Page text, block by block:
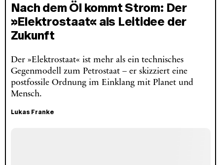
Nach dem Öl kommt Strom: Der
»Elektrostaat« als Leitidee der
Zukunft
Der »Elektrostaat« ist mehr als ein technisches
Gegenmodell zum Petrostaat – er skizziert eine
postfossile Ordnung im Einklang mit Planet und
Mensch.
Lukas Franke